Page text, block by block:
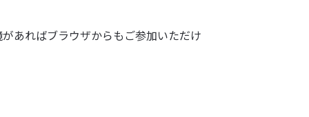
あればブラウザからもご参加いただけ